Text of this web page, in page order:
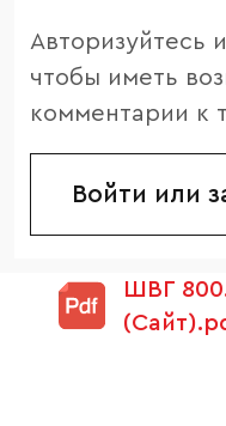
Авторизуйтесь
чтобы иметь
комментарии к
Войти или
ШВГ